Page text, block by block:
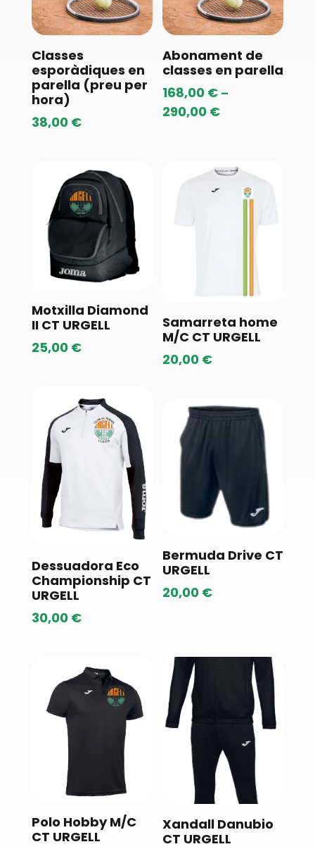
Classes
esporàdiques en
parella (preu per
hora)
38,00 €
Abonament de
classes en parella
168,00 € –
290,00 €Price
through
290,00 €
Motxilla Diamond
II CT URGELL
25,00 €
Samarreta home
M/C CT URGELL
20,00 €
Dessuadora Eco
Championship CT
URGELL
30,00 €
Bermuda Drive CT
URGELL
20,00 €
Polo Hobby M/C
CT URGELL
Xandall Danubio
CT URGELL